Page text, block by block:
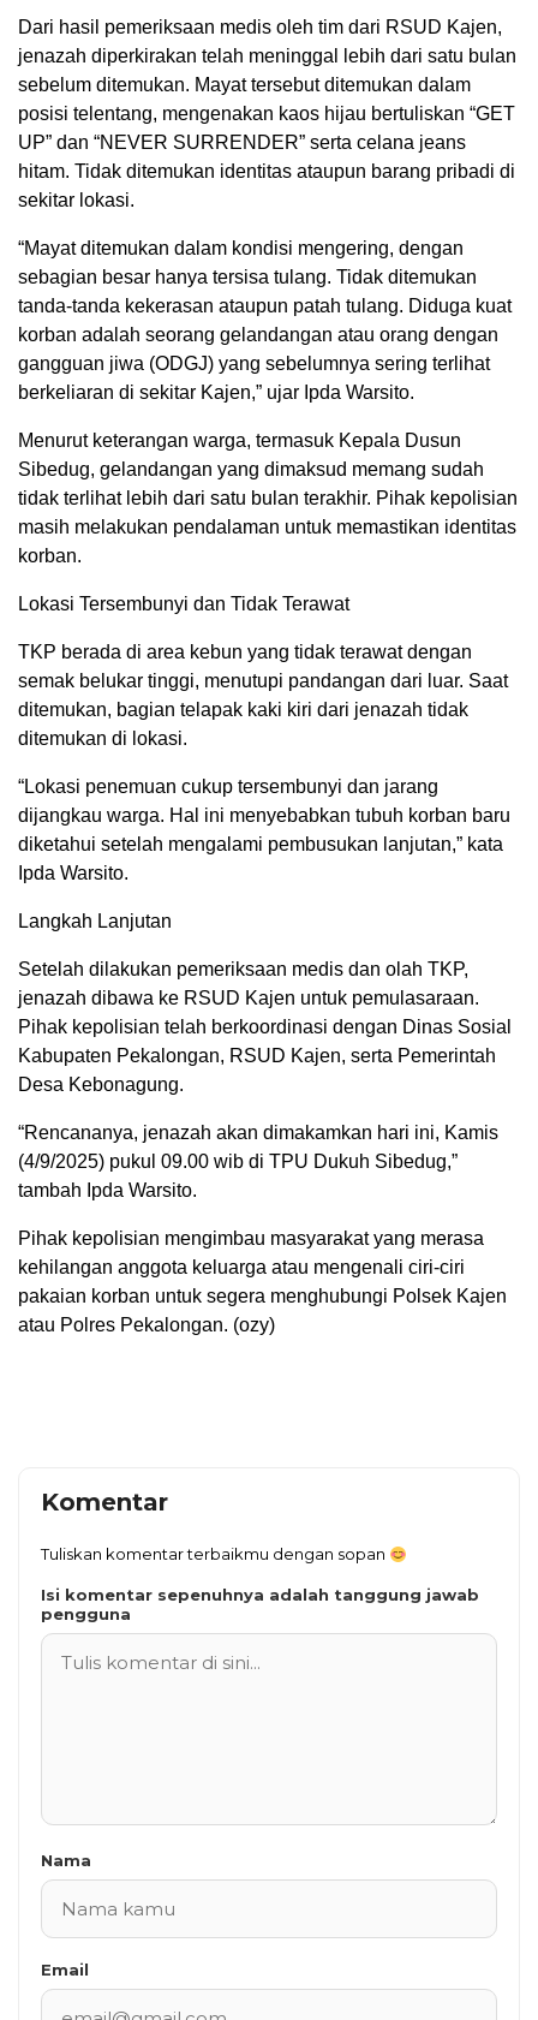
Dari hasil pemeriksaan medis oleh tim dari RSUD Kajen,
jenazah diperkirakan telah meninggal lebih dari satu bulan
sebelum ditemukan. Mayat tersebut ditemukan dalam
posisi telentang, mengenakan kaos hijau bertuliskan “GET
UP” dan “NEVER SURRENDER” serta celana jeans
hitam. Tidak ditemukan identitas ataupun barang pribadi di
sekitar lokasi.
“Mayat ditemukan dalam kondisi mengering, dengan
sebagian besar hanya tersisa tulang. Tidak ditemukan
tanda-tanda kekerasan ataupun patah tulang. Diduga kuat
korban adalah seorang gelandangan atau orang dengan
gangguan jiwa (ODGJ) yang sebelumnya sering terlihat
berkeliaran di sekitar Kajen,” ujar Ipda Warsito.
Menurut keterangan warga, termasuk Kepala Dusun
Sibedug, gelandangan yang dimaksud memang sudah
tidak terlihat lebih dari satu bulan terakhir. Pihak kepolisian
masih melakukan pendalaman untuk memastikan identitas
korban.
Lokasi Tersembunyi dan Tidak Terawat
TKP berada di area kebun yang tidak terawat dengan
semak belukar tinggi, menutupi pandangan dari luar. Saat
ditemukan, bagian telapak kaki kiri dari jenazah tidak
ditemukan di lokasi.
“Lokasi penemuan cukup tersembunyi dan jarang
dijangkau warga. Hal ini menyebabkan tubuh korban baru
diketahui setelah mengalami pembusukan lanjutan,” kata
Ipda Warsito.
Langkah Lanjutan
Setelah dilakukan pemeriksaan medis dan olah TKP,
jenazah dibawa ke RSUD Kajen untuk pemulasaraan.
Pihak kepolisian telah berkoordinasi dengan Dinas Sosial
Kabupaten Pekalongan, RSUD Kajen, serta Pemerintah
Desa Kebonagung.
“Rencananya, jenazah akan dimakamkan hari ini, Kamis
(4/9/2025) pukul 09.00 wib di TPU Dukuh Sibedug,”
tambah Ipda Warsito.
Pihak kepolisian mengimbau masyarakat yang merasa
kehilangan anggota keluarga atau mengenali ciri-ciri
pakaian korban untuk segera menghubungi Polsek Kajen
atau Polres Pekalongan. (ozy)
Komentar
Tuliskan komentar terbaikmu dengan sopan
Isi komentar sepenuhnya adalah tanggung jawab
pengguna
Nama
Email